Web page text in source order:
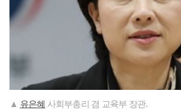
▲ 유은혜 사회부총리 겸 교육부 장관.